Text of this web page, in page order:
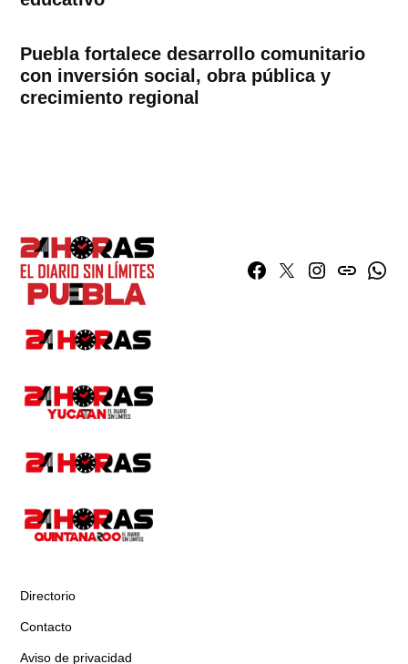
Puebla fortalece desarrollo comunitario
con inversión social, obra pública y
crecimiento regional
Facebook
TwitterInstagram
issuu
Directorio
Contacto
Aviso de privacidad